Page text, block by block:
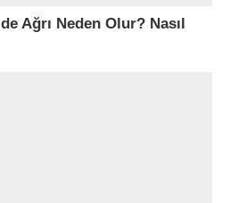
Ağrı Neden Olur? Nasıl